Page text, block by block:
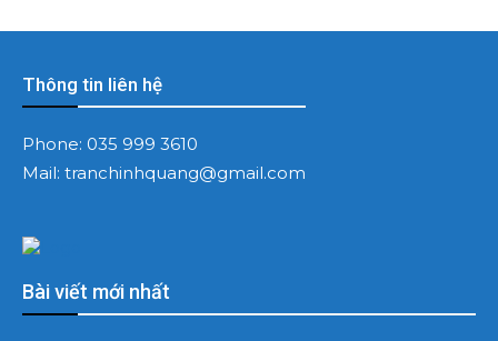
Bài viết mới nhất
Thông tin liên hệ
Phone: 035 999 3610
Mail: tranchinhquang@gmail.com